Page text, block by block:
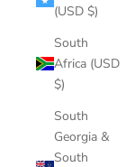
(USD $)
South
Africa (USD
$)
South
Georgia &
South